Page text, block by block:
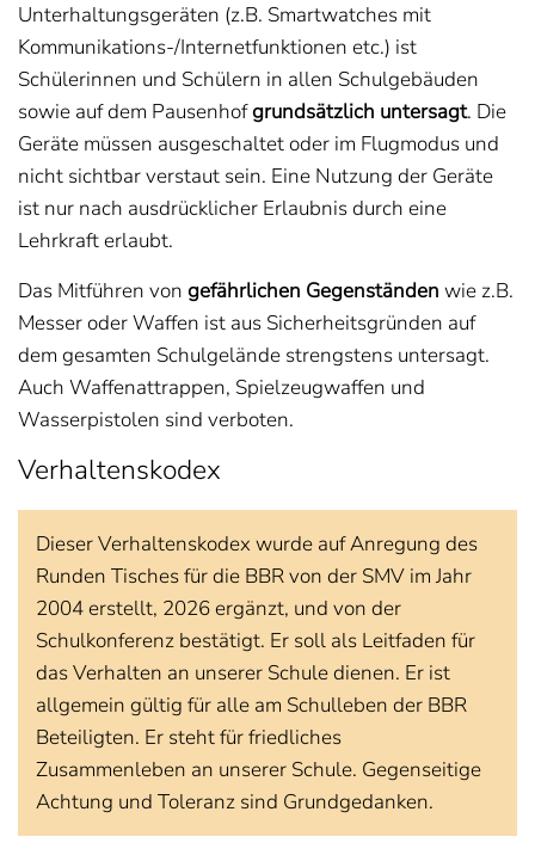
Unterhaltungsgeräten (z.B. Smartwatches mit
Kommunikations-/Internetfunktionen etc.) ist
Schülerinnen und Schülern in allen Schulgebäuden
sowie auf dem Pausenhofgrundsätzlich untersagt. Die
Geräte müssen ausgeschaltet oder im Flugmodus und
nicht sichtbar verstaut sein. Eine Nutzung der Geräte
ist nur nach ausdrücklicher Erlaubnis durch eine
Lehrkraft erlaubt.
Das Mitführen von gefährlichen Gegenständen wie z.B.
Messer oder Waffen ist aus Sicherheitsgründen auf
dem gesamten Schulgelände strengstens untersagt.
Auch Waffenattrappen, Spielzeugwaffen und
Wasserpistolen sind verboten.
Verhaltenskodex
Dieser Verhaltenskodex wurde auf Anregung des
Runden Tisches für die BBR von der SMV im Jahr
2004 erstellt, 2026 ergänzt, und von der
Schulkonferenz bestätigt. Er soll als Leitfaden für
das Verhalten an unserer Schule dienen. Er ist
allgemein gültig für alle am Schulleben der BBR
Beteiligten. Er steht für friedliches
Zusammenleben an unserer Schule. Gegenseitige
Achtung und Toleranz sind Grundgedanken.